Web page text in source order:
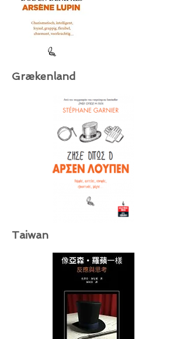
Grækenland
Taiwan